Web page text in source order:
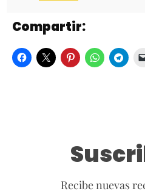
Compartir:
Recibe nuevas